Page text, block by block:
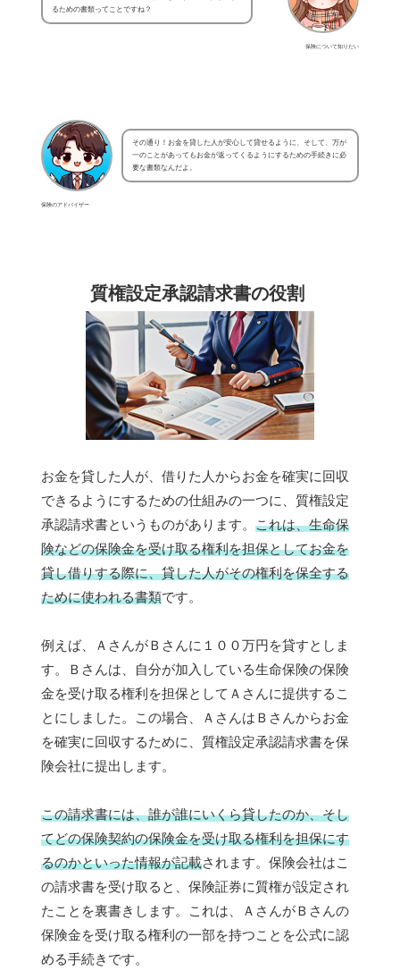
保険について知りたい
るための書類ってことですね？
保険のアドバイザー
その通り！お金を貸した人が安心して貸せるように、そして、万が
一のことがあってもお金が返ってくるようにするための手続きに必
要な書類なんだよ。
質権設定承認請求書の役割
お金を貸した人が、借りた人からお金を確実に回収
できるようにするための仕組みの一つに、質権設定
承認請求書というものがあります。 これは、生命保
険などの保険金を受け取る権利を担保としてお金を
貸し借りする際に、貸した人がその権利を保全する
ために使われる書類です。
例えば、ＡさんがＢさんに１００万円を貸すとしま
す。Ｂさんは、自分が加入している生命保険の保険
金を受け取る権利を担保としてＡさんに提供するこ
とにしました。この場合、ＡさんはＢさんからお金
を確実に回収するために、質権設定承認請求書を保
険会社に提出します。
この請求書には、誰が誰にいくら貸したのか、そし
てどの保険契約の保険金を受け取る権利を担保にす
るのかといった情報が記載されます。保険会社はこ
の請求書を受け取ると、保険証券に質権が設定され
たことを裏書きします。これは、ＡさんがＢさんの
保険金を受け取る権利の一部を持つことを公式に認
める手続きです。